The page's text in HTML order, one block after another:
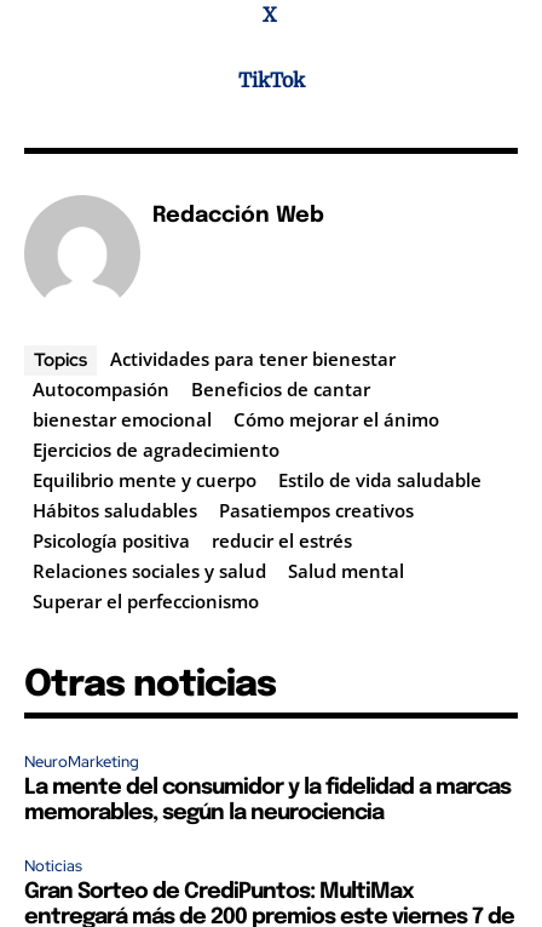
X
TikTok
Redacción Web
Topics
Actividades para tener bienestar
Autocompasión
Beneficios de cantar
bienestar emocional
Cómo mejorar el ánimo
Ejercicios de agradecimiento
Equilibrio mente y cuerpo
Estilo de vida saludable
Hábitos saludables
Pasatiempos creativos
Psicología positiva
reducir el estrés
Relaciones sociales y salud
Salud mental
Superar el perfeccionismo
Otras noticias
NeuroMarketing
La mente del consumidor y la fidelidad a marcas
memorables, según la neurociencia
Noticias
Gran Sorteo de CrediPuntos: MultiMax
entregará más de 200 premios este viernes 7 de